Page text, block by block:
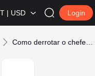
| USD Login